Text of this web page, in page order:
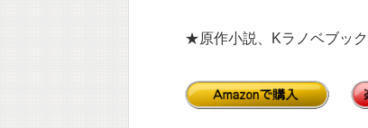
★原作小説、Kラノベブッ